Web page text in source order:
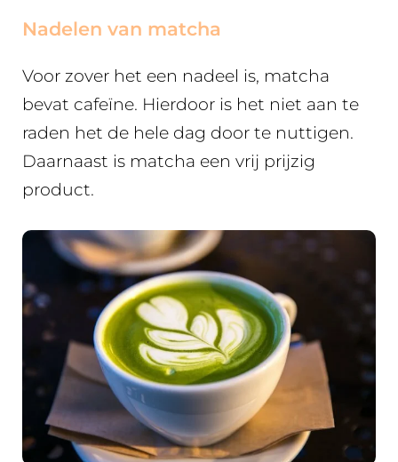
Nadelen van matcha
Voor zover het een nadeel is, matcha
bevat cafeïne. Hierdoor is het niet aan te
raden het de hele dag door te nuttigen.
Daarnaast is matcha een vrij prijzig
product.